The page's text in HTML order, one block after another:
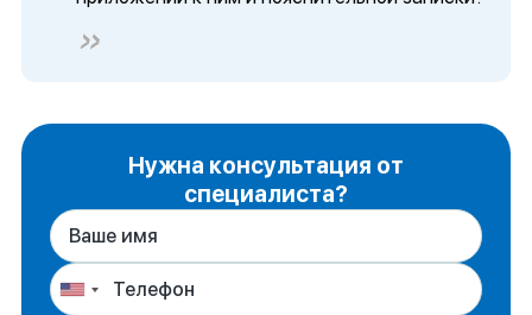
Нужна консультация от
специалиста?